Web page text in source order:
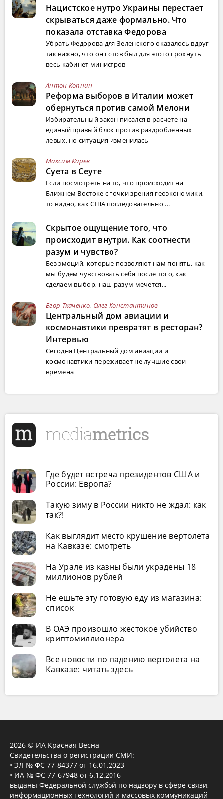
Нацистское нутро Украины перестает
скрываться даже формально. Что
показала отставка Федорова
Убрать Федорова для Зеленского оказалось вдруг
так важно, что он готов был для этого грохнуть
весь кабинет министров
Антон Копнин
Реформа выборов в Италии может
обернуться против самой Мелони
Избирательный закон писался в расчете на
единый правый блок против раздробленных
левых, но ситуация изменилась
Максим Карев
Суета в Сеуте
Если посмотреть на то, что происходит на
Ближнем Востоке с точки зрения геоэкономики,
то видно, как США последовательно ...
Скрытое ощущение того, что
происходит внутри. Как соотнести
разум и чувство?
Без эмоций, которые позволяют нам понять, как
мы будем чувствовать себя после того, как
сделаем выбор, наш разум мечется...
Егор Ткаченко, Олег Константинов
Центральный дом авиации и
космонавтики превратят в ресторан?
Интервью
Сегодня Центральный дом авиации и
космонавтики переживает не лучшие свои
времена
Где будет встреча президентов США и
России: Европа?
Такую зиму в России никто не ждал: как
так?!
Как выглядит место крушение вертолета
на Кавказе: смотреть
На Урале из казны были украдены 18
миллионов рублей
Не ешьте эту готовую еду из магазина:
список
В ОАЭ произошло жестокое убийство
криптомиллионера
Все новости по падению вертолета на
Кавказе: читать здесь
2026 © ИА Красная Весна
Свидетельства о регистрации СМИ:
• ЭЛ № ФС 77-84377 от 16.01.2023
• ИА № ФС 77-67948 от 6.12.2016
выданы Федеральной службой по надзору в сфере связи,
информационных технологий и массовых коммуникаций